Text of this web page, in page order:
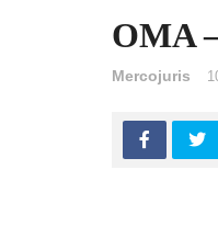
OMA
Mercojuris